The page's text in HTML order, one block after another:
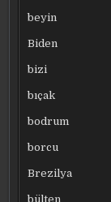
beyin
Biden
bizi
bıçak
bodrum
borcu
Brezilya
bülten